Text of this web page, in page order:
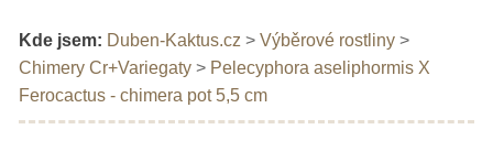
Kde jsem: Duben-Kaktus.cz > Výběrové rostliny >
Chimery Cr+Variegaty > Pelecyphora aseliphormis X
Ferocactus - chimera pot 5,5 cm